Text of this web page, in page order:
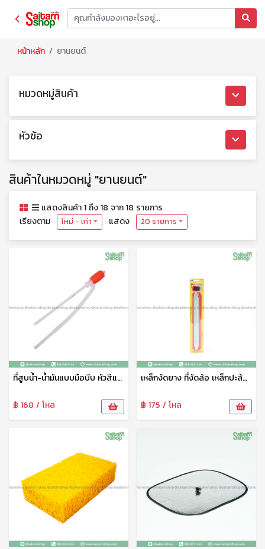
หน้าหลัก ยานยนต์
หมวดหมู่สินค้า
หัวข้อ
สินค้าในหมวดหมู่ "ยานยนต์"
แสดงสินค้า 1 ถึง 18 จาก 18 รายการ
เรียงตาม
ใหม่ - เก่า แสดง 20 รายการ
ที่สูบน้ำ-น้ำมันแบบมือบีบ หัวสีแดง No.014 ใช้งานง่าย นำ้หนักเบา ใช้งานทนทาน
฿ 168 / โหล
เหล็กงัดยาง ที่งัดล้อ เหล็กปะล้อรถ เหล็กงัดล้อรถ
฿ 175 / โหล